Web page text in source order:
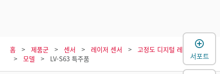
홈 제품군 센서 레이저 센서
고정도 디지털 레이저 센서
모델
LV-S63 특주품
서포트